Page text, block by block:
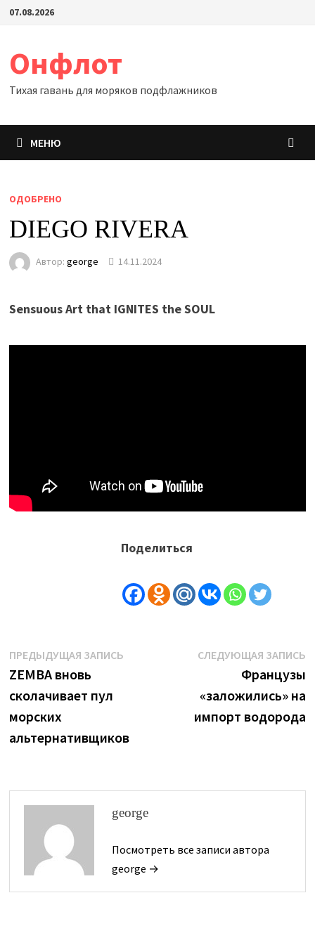
Перейти
07.08.2026
Онфлот
Тихая гавань для моряков подфлажников
МЕНЮ
ОДОБРЕНО
DIEGO RIVERA
Автор: george 14.11.2024
Sensuous Art that IGNITES the SOUL
Поделиться
Навигация
по
записям
ПРЕДЫДУЩАЯ ЗАПИСЬПредыдущая
ZEMBA вновь
сколачивает пул
морских
альтернативщиков
СЛЕДУЮЩАЯ ЗАПИСЬ
Французы
«заложились» на
импорт водорода
george
Посмотреть все записи автора
george →